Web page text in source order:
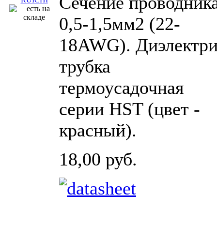
0,5-1,5мм2 (22-
18AWG).
трубка
термоусадочная
серии HST (цвет -
красный).
18,00 руб.